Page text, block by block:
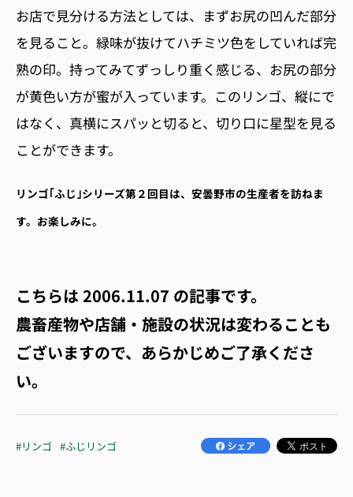
お店で見分ける方法としては、まずお尻の凹んだ部分
を見ること。緑味が抜けてハチミツ色をしていれば完
熟の印。持ってみてずっしり重く感じる、お尻の部分
が黄色い方が蜜が入っています。このリンゴ、縦にで
はなく、真横にスパッと切ると、切り口に星型を見る
ことができます。
リンゴ｢ふじ｣シリーズ第２回目は、安曇野市の生産者を訪ねま
す。お楽しみに。
こちらは2006.11.07 の記事です。
農畜産物や店舗・施設の状況は変わることも
ございますので、あらかじめご了承くださ
い。
#リンゴ #ふじリンゴ